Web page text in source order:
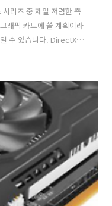
리즈 중 제일 저렴한 측
래픽 카드에 쓸 계획이라
수 있습니다. DirectX
페이스의 현재 버전을 지
움이 될 수 있습니다. GT
요구량이 낮아 전력 공급
수 있습니다. 대부분의 게
은 프로필의 카드를 사용
..